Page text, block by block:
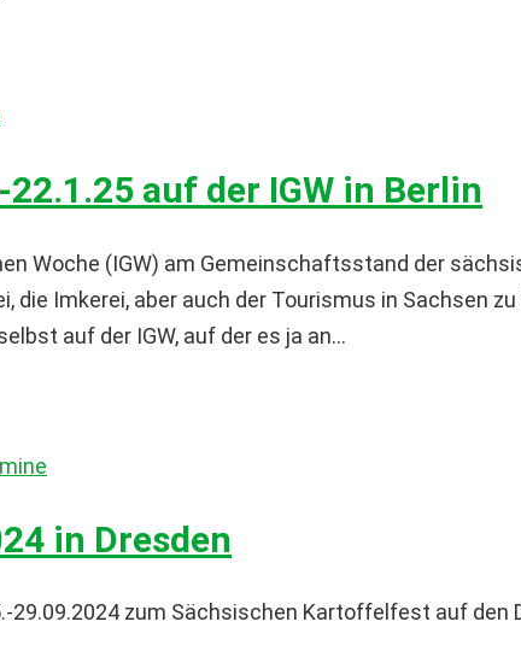
auf der IGW in Berlin
Woche (IGW) am Gemeinschaftsstand der
die Imkerei, aber auch der Tourismus in Sachsen
auf der IGW, auf der es ja an...
in Dresden
29.09.2024 zum Sächsischen Kartoffelfest auf den